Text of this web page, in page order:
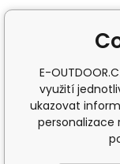
E-
využití
ukazovat
personalizace